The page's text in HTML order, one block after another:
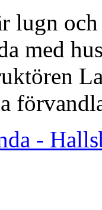
lugn
med
-